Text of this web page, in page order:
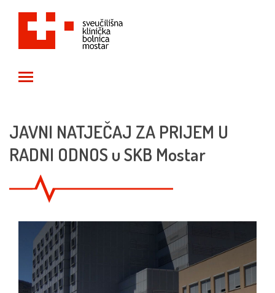
JAVNI NATJEČAJ ZA PRIJEM U
RADNI ODNOS u SKB Mostar